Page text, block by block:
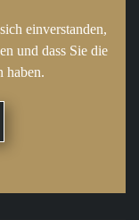
einverstanden,
und dass Sie die
haben.